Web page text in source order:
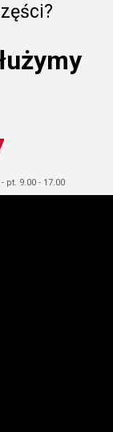
9.00 - 17.00